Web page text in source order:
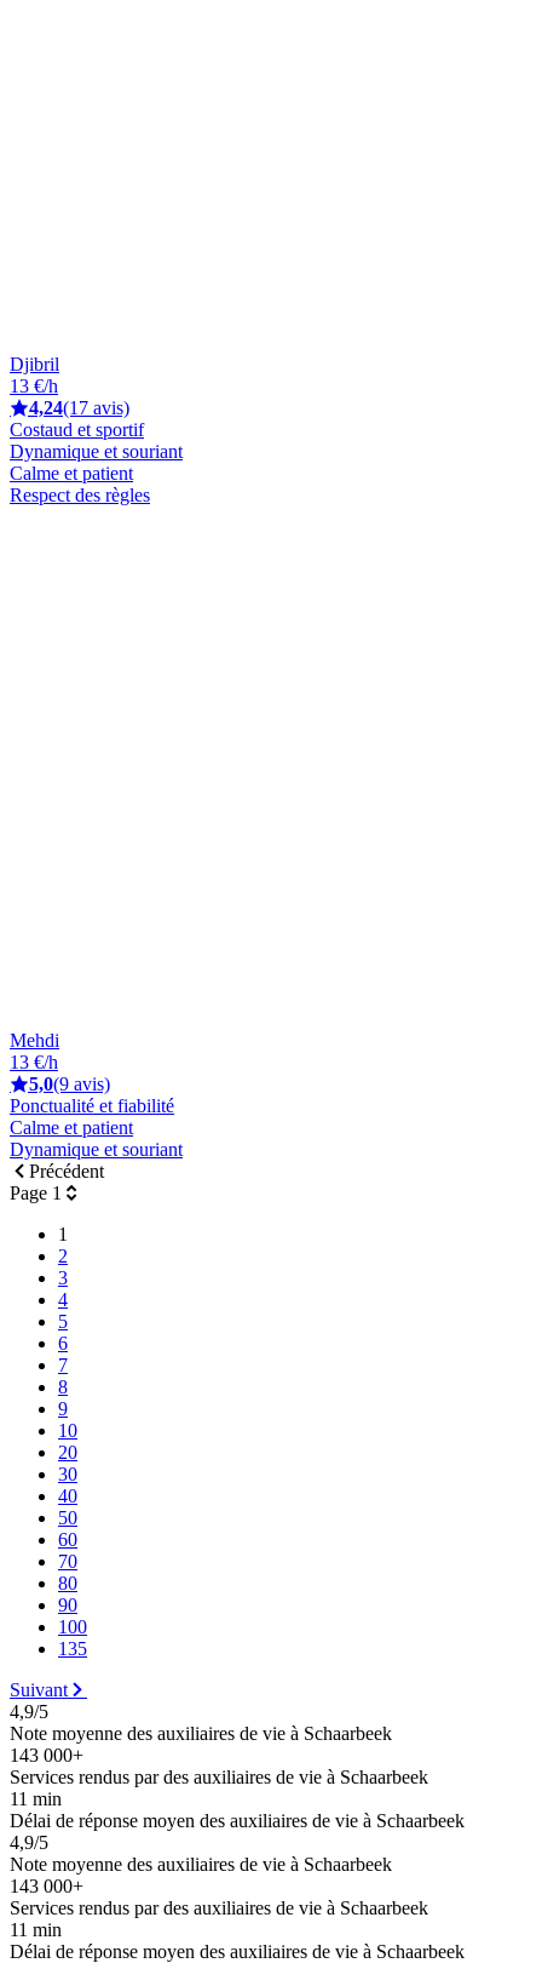
Djibril
13 €/h
4,24(17 avis)
Costaud et sportif
Dynamique et souriant
Calme et patient
Respect des règles
Mehdi
13 €/h
5,0(9 avis)
Ponctualité et fiabilité
Calme et patient
Dynamique et souriant
Précédent
Page 1
1
2
3
4
5
6
7
8
9
10
20
30
40
50
60
70
80
90
100
135
Suivant
4,9/5
Note moyenne des auxiliaires de vie à Schaarbeek
143 000+
Services rendus par des auxiliaires de vie à Schaarbeek
11 min
Délai de réponse moyen des auxiliaires de vie à Schaarbeek
4,9/5
Note moyenne des auxiliaires de vie à Schaarbeek
143 000+
Services rendus par des auxiliaires de vie à Schaarbeek
11 min
Délai de réponse moyen des auxiliaires de vie à Schaarbeek